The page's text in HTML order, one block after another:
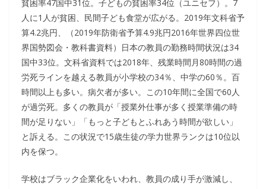
貧困率47国中31位。子どもの貧困率34位（ユニセフ）。7
人に1人が貧困、民間子ども食堂が広がる。2019年文科省予
算4.2兆円、（2019年防衛省予算4.9兆円2016年世界四位世
界国勢図会・教科書資料）日本の教員の勤務時間状況は34
国中33位。文科省資料では2018年、残業時間月80時間の過
労死ラインを越える教員が小学校の34％、中学の60％。百
時間以上も多い。病欠者が多い。この10年間に全国で60人
が過労死。多くの教員が「授業外仕事が多く授業準備の時
間が足りない」「もっと子どもとふれあう時間が欲しい」
と訴える。この状況で15歳生徒の学力世界ランクは10位以
内を保つ。
学校はブラック企業化をいわれ、教員の成り手が激減し、